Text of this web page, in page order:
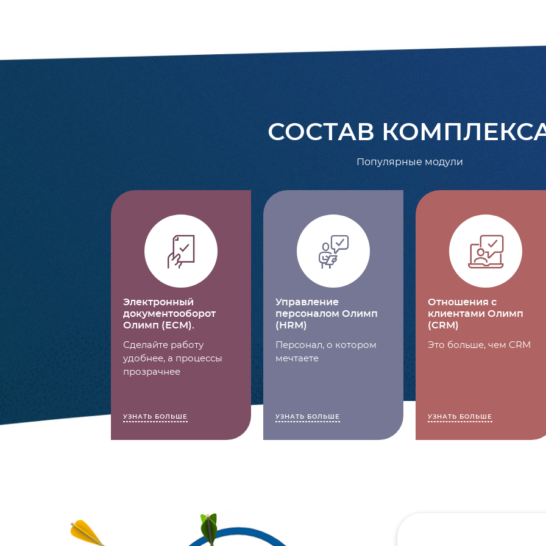
СОСТАВ
Популярные модули
Электронный
документооборот
Олимп (ECM).
Сделайте работу
удобнее, а процессы
прозрачнее
УЗНАТЬ БОЛЬШЕ
Управление
персоналом Олимп
(HRM)
Персонал, о котором
мечтаете
УЗНАТЬ БОЛЬШЕ
Отношения с
клиентами Олимп
(CRM)
Это больше, чем CRM
УЗНАТЬ БОЛЬШЕ